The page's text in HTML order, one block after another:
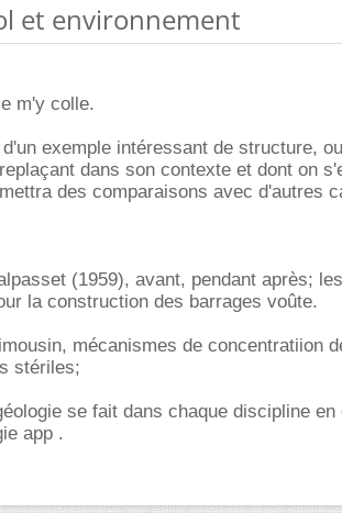
et environnement
m'y colle.
exemple intéressant de structure,
dans son contexte et dont on
des comparaisons avec d'autres
(1959), avant, pendant après;
la construction des barrages voûte.
mécanismes de concentratiion
stériles;
se fait dans chaque discipline en
app .